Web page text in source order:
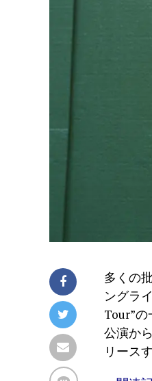
多くの
ングラ
Tour”
公演か
リース